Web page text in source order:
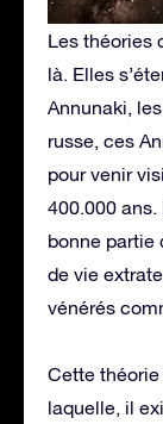
Les théories
là. Elles
Annunaki,
russe, ces
pour venir
400.000
bonne partie
de vie
vénérés
Cette théorie
laquelle, il